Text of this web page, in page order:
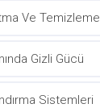
Ve Temizleme
Gizli Gücü
Sistemleri